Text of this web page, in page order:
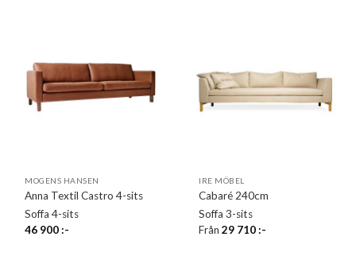
MOGENS HANSEN
Anna Textil Castro 4-sits
Soffa 4-sits
46 900:-
IRE MÖBEL
Cabaré 240cm
Soffa 3-sits
Från29 710:-